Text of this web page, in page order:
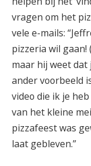
vragen om het
vele e-mails:
pizzeria wil gaan!
maar hij weet dat
ander voorbeeld
video die ik je
van het kleine
pizzafeest was
laat gebleven.”